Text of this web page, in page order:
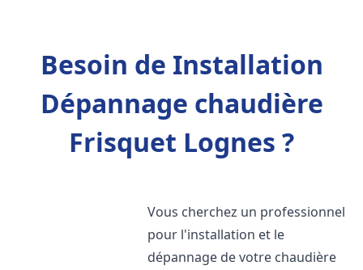
Besoin de Installation
Dépannage chaudière
Frisquet Lognes ?
Vous cherchez un professionnel
pour l'installation et le
dépannage de votre chaudière